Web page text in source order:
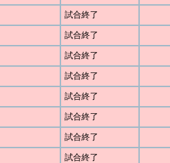
試合終了
試合終了
試合終了
試合終了
試合終了
試合終了
試合終了
試合終了